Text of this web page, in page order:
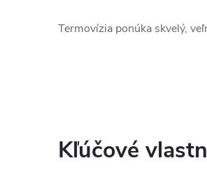
Termovízia ponúka skvelý,
Kľúčové